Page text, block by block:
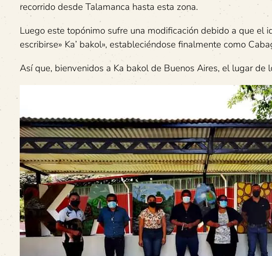
recorrido desde Talamanca hasta esta zona.
Luego este topónimo sufre una modificación debido a que el
escribirse» Ka’ bakol», estableciéndose finalmente como
Así que, bienvenidos a Ka bakol de Buenos Aires, el lugar de